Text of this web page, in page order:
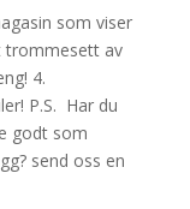
som viser
trommesett av
4.
P.S. Har du
godt som
send oss en